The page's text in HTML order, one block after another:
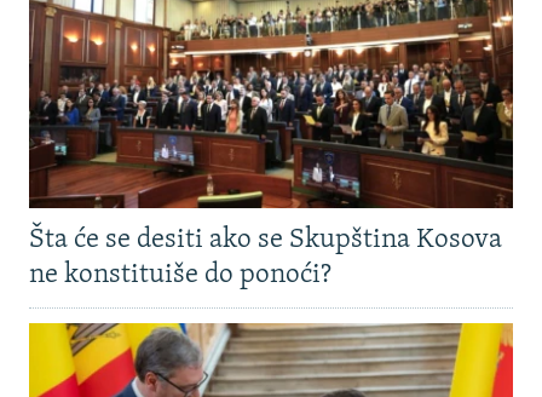
Šta će se desiti ako se Skupština Kosova
ne konstituiše do ponoći?